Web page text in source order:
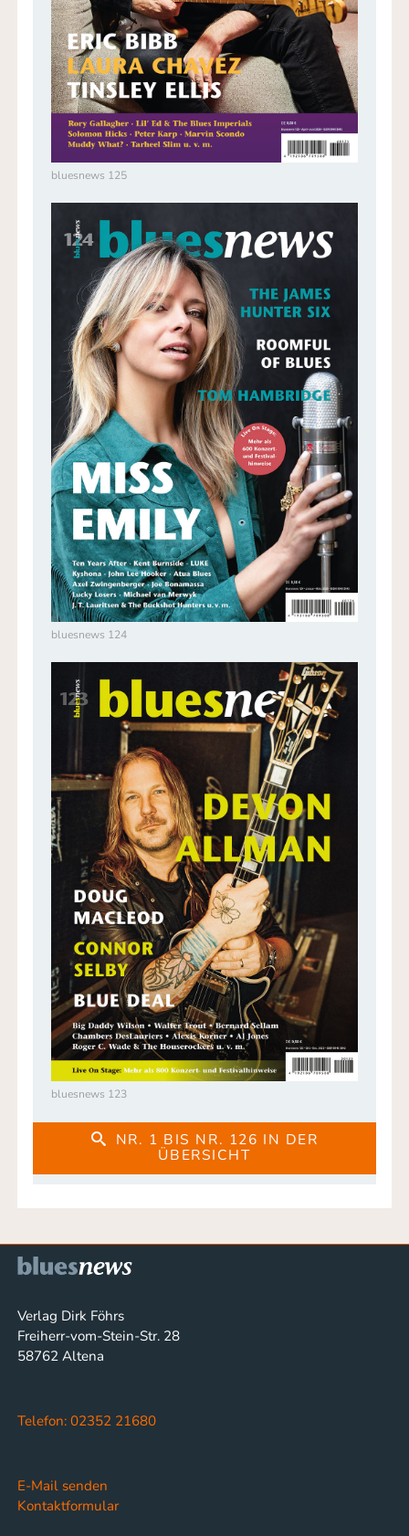
bluesnews 125
bluesnews 124
bluesnews 123
NR. 1 BIS NR. 126 IN DER
ÜBERSICHT
Verlag Dirk Föhrs
Freiherr-vom-Stein-Str. 28
58762 Altena
Telefon: 02352 21680
E-Mail senden
Kontaktformular